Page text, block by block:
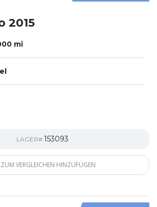
2015
mi
LAGER# 153093
ZUM VERGLEICHEN HINZUFÜGEN